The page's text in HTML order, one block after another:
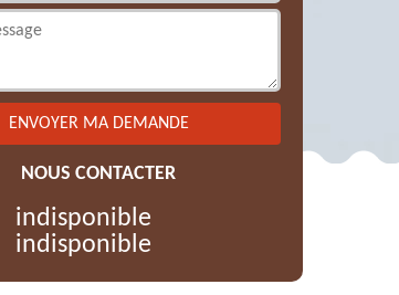
NOUS CONTACTER
indisponible
indisponible